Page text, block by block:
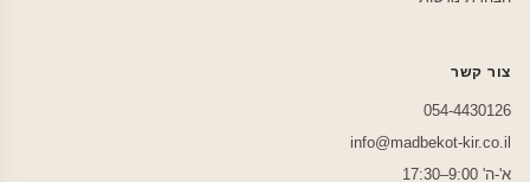
צור קשר
054-4430126
info@madbekot-kir.co.il
א'-ה' 9:00–17:30